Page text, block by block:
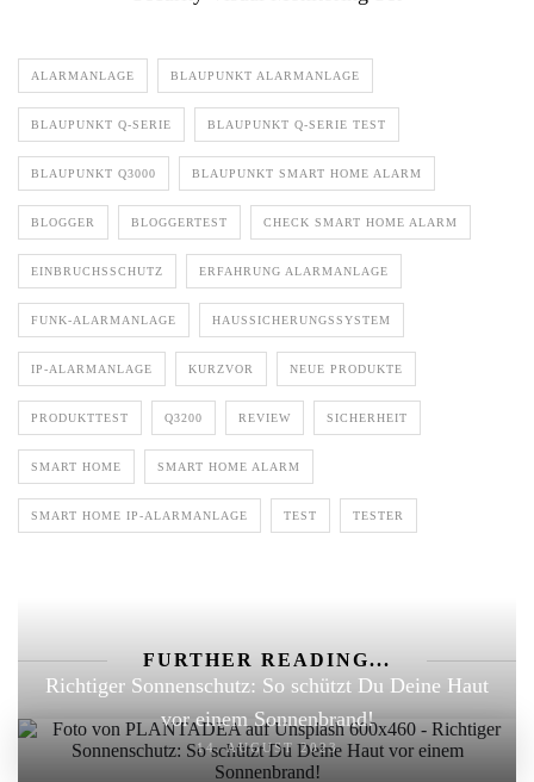
ALARMANLAGE BLAUPUNKT ALARMANLAGE
BLAUPUNKT Q-SERIE BLAUPUNKT Q-SERIE TEST
BLAUPUNKT Q3000 BLAUPUNKT SMART HOME ALARM
BLOGGER BLOGGERTEST CHECK SMART HOME ALARM
EINBRUCHSSCHUTZ ERFAHRUNG ALARMANLAGE
FUNK-ALARMANLAGE HAUSSICHERUNGSSYSTEM
IP-ALARMANLAGE KURZVOR NEUE PRODUKTE
PRODUKTTEST Q3200 REVIEW SICHERHEIT
SMART HOME SMART HOME ALARM
SMART HOME IP-ALARMANLAGE TEST TESTER
FURTHER READING...
Richtiger Sonnenschutz: So schützt Du Deine Haut
vor einem Sonnenbrand!
14. AUGUST 2023